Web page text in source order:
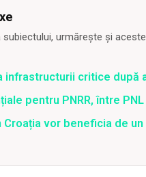
urmărește și
infrastructurii critice după
pentru PNRR, între PNL
vor beneficia de